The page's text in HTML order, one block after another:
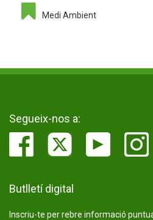
Medi Ambient
Segueix-nos a:
Butlletí digital
Inscriu-te per rebre informació